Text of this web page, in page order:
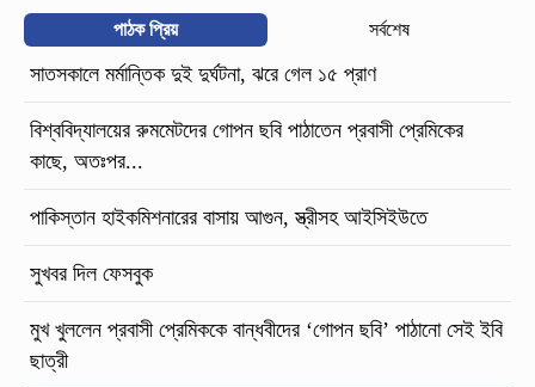
পাঠক প্রিয় সর্বশেষ
সাতসকালে মর্মান্তিক দুই দুর্ঘটনা, ঝরে গেল ১৫ প্রাণ
বিশ্ববিদ্যালয়ের রুমমেটদের গোপন ছবি পাঠাতেন প্রবাসী প্রেমিকের
কাছে, অতঃপর...
পাকিস্তান হাইকমিশনারের বাসায় আগুন, স্ত্রীসহ আইসিইউতে
সুখবর দিল ফেসবুক
মুখ খুললেন প্রবাসী প্রেমিককে বান্ধবীদের ‘গোপন ছবি’ পাঠানো সেই ইবি
ছাত্রী